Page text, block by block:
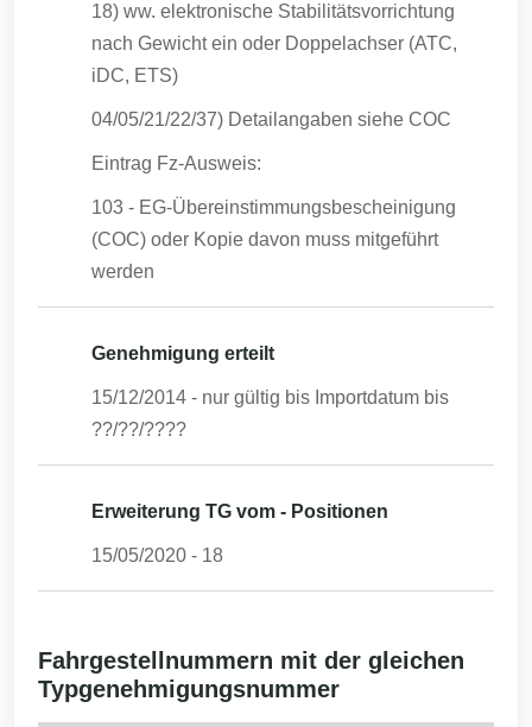
18) ww. elektronische Stabilitätsvorrichtung
nach Gewicht ein oder Doppelachser (ATC,
iDC, ETS)
04/05/21/22/37) Detailangaben siehe COC
Eintrag Fz-Ausweis:
103 - EG-Übereinstimmungsbescheinigung
(COC) oder Kopie davon muss mitgeführt
werden
Genehmigung erteilt
15/12/2014 - nur gültig bis Importdatum bis
??/??/????
Erweiterung TG vom - Positionen
15/05/2020 - 18
Fahrgestellnummern mit der gleichen
Typgenehmigungsnummer